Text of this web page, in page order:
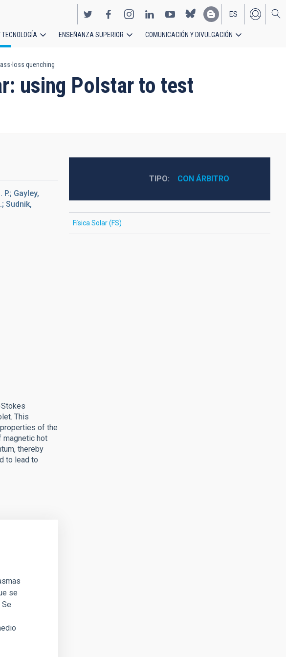
EN
ES
ENSEÑANZA SUPERIOR COMUNICACIÓN Y DIVULGACIÓN
loss quenching
using Polstar to test
Gayley,
Sudnik,
This
of the
magnetic hot
thereby
to lead to
se
TIPO CON ÁRBITRO
Física Solar (FS)